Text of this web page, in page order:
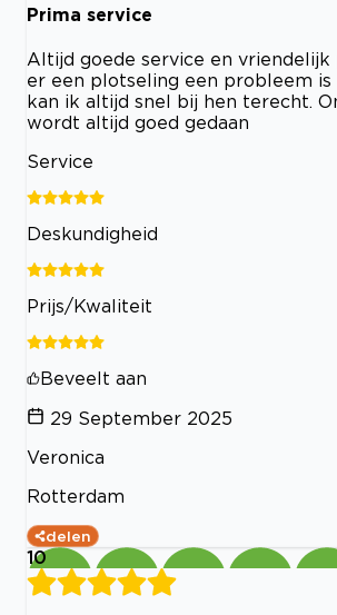
Prima service
Altijd goede service en vriendelijk
er een plotseling een probleem
kan ik altijd snel bij hen terecht.
wordt altijd goed gedaan
Service
Deskundigheid
Prijs/Kwaliteit
Beveelt aan
29 September 2025
Veronica
Rotterdam
delen
10